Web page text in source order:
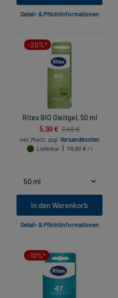
Detail- & Pflichtinformationen
-20%*
Ritex BIO Gleitgel, 50 ml
5,99 € 7,49 €
inkl. MwSt. zzgl. Versandkosten
Lieferbar
119,80 € / l
In den Warenkorb
Detail- & Pflichtinformationen
-10%*